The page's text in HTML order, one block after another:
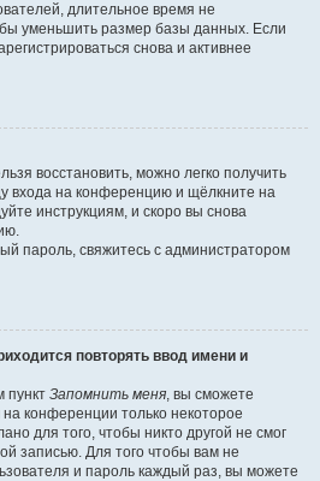
длительное время не
уменьшить размер базы данных. Если
снова и активнее
восстановить, можно легко получить
входа на конференцию и щёлкните на
инструкциям, и скоро вы снова
пароль, свяжитесь с администратором
повторять ввод имени и
пункт Запомнить меня, вы сможете
конференции только некоторое
для того, чтобы никто другой не смог
записью. Для того чтобы вам не
и пароль каждый раз, вы можете